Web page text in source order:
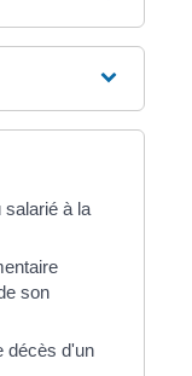
à la
son
décès d'un